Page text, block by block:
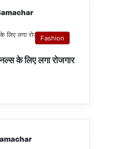
Fashion
के लिए लगा रोजगार